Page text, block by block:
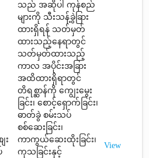
း
သည် အဆိုပါ ကုန်စည်
များကို သီးသန့်ခွဲခြား
ထားရှိရန် သတ်မှတ်
ထားသည့်နေရာတွင်
သတ်မှတ်ထားသည့်
ကာလ အပိုင်းအခြား
အထိထားရှိရာတွင်
တိရစ္ဆာန်ကို ကျွေးမွေး
ခြင်း၊ စောင့်ရှောက်ခြင်း၊
ဓာတ်ခွဲ စမ်းသပ်
စစ်ဆေးခြင်း၊
ကာကွယ်ဆေးထိုးခြင်း၊
ကုသခြင်းနှင့်
View